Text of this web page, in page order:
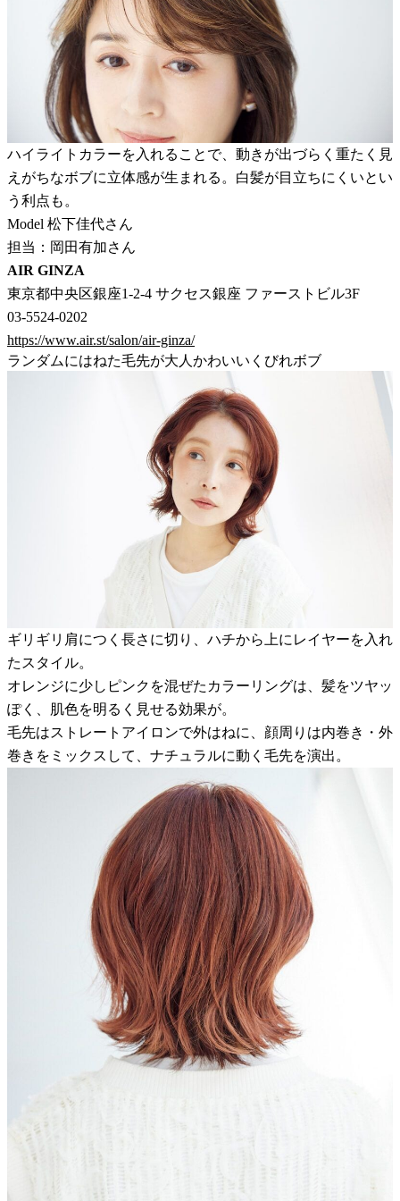
ハイライトカラーを入れることで、動きが出づらく重たく見
えがちなボブに立体感が生まれる。白髪が目立ちにくいとい
う利点も。
Model 松下佳代さん
担当：岡田有加さん
AIR GINZA
東京都中央区銀座1-2-4 サクセス銀座 ファーストビル3F
03-5524-0202
https://www.air.st/salon/air-ginza/
ランダムにはねた毛先が大人かわいいくびれボブ
ギリギリ肩につく長さに切り、ハチから上にレイヤーを入れ
たスタイル。
オレンジに少しピンクを混ぜたカラーリングは、髪をツヤッ
ぽく、肌色を明るく見せる効果が。
毛先はストレートアイロンで外はねに、顔周りは内巻き・外
巻きをミックスして、ナチュラルに動く毛先を演出。